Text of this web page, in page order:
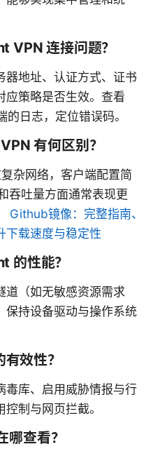
VPN 连接问题？
器地址、认证方式、证书
策略是否生效。查看
日志，定位错误码。
有何区别？
杂网络，客户端配置简
吞吐量方面通常表现更
Github镜像：完整指南、
下载速度与稳定性
的性能？
道（如无敏感资源需求
保持设备驱动与操作系统
效性？
毒库、启用威胁情报与行
制与网页拦截。
查看？